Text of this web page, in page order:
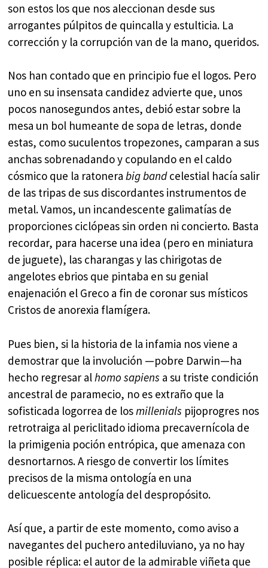
son estos los que nos aleccionan desde sus
arrogantes púlpitos de quincalla y estulticia. La
corrección y la corrupción van de la mano, queridos.
Nos han contado que en principio fue el logos. Pero
uno en su insensata candidez advierte que, unos
pocos nanosegundos antes, debió estar sobre la
mesa un bol humeante de sopa de letras, donde
estas, como suculentos tropezones, camparan a sus
anchas sobrenadando y copulando en el caldo
cósmico que la ratonerabig bandcelestial hacía salir
de las tripas de sus discordantes instrumentos de
metal. Vamos, un incandescente galimatías de
proporciones ciclópeas sin orden ni concierto. Basta
recordar, para hacerse una idea (pero en miniatura
de juguete), las charangas y las chirigotas de
angelotes ebrios que pintaba en su genial
enajenación el Greco a fin de coronar sus místicos
Cristos de anorexia flamígera.
Pues bien, si la historia de la infamia nos viene a
demostrar que la involución —pobre Darwin—ha
hecho regresar alhomo sapiens a su triste condición
ancestral de paramecio, no es extraño que la
sofisticada logorrea de losmillenials pijoprogres nos
retrotraiga al periclitado idioma precavernícola de
la primigenia poción entrópica, que amenaza con
desnortarnos. A riesgo de convertir los límites
precisos de la misma ontología en una
delicuescente antología del despropósito.
Así que, a partir de este momento, como aviso a
navegantes del puchero antediluviano, ya no hay
posible réplica: el autor de la admirable viñeta que